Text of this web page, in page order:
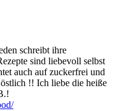
schreibt ihre
sind liebevoll selbst
auch auf zuckerfrei und
!! Ich liebe die heiße